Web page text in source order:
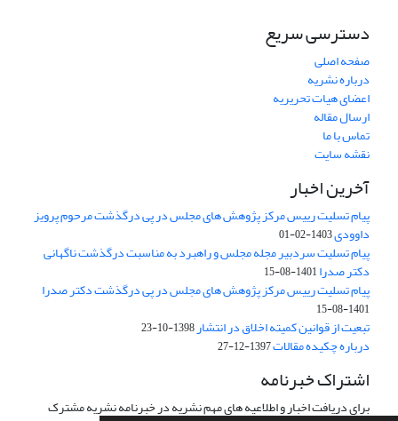
دسترسی سریع
صفحه اصلی
درباره نشریه
اعضای هیات تحریریه
ارسال مقاله
تماس با ما
نقشه سایت
آخرین اخبار
پیام تسلیت رییس مرکز پژوهش های مجلس در پی درگذشت مرحوم پرویز
داوودی1403-02-01
پیام تسلیت سردبیر مجله مجلس و راهبرد به مناسبت درگذشت ناگهانی
دکتر صدرا1401-08-15
پیام تسلیت رییس مرکز پژوهش های مجلس در پی درگذشت دکتر صدرا
1401-08-15
تبعیت از قوانین کمیته اخلاق در انتشار1398-10-23
درباره چکیده مقالات1397-12-27
اشتراک خبرنامه
برای دریافت اخبار و اطلاعیه های مهم نشریه در خبرنامه نشریه مشترک